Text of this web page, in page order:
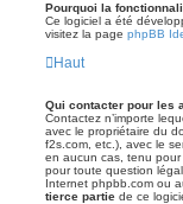
Pourquoi la
Ce logiciel a été
visitez la page phpBB
Haut
Qui contacter pour les
Contactez n’importe
avec le propriétaire du
f2s.com, etc.), avec le
en aucun cas, tenu
pour toute question
Internet phpbb.com ou
tierce partie de ce